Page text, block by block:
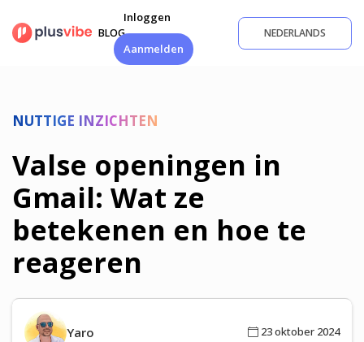
naar
BLOG
Inloggen
Aanmelden
NEDERLANDS
NUTTIGE INZICHTEN
Valse openingen in
Gmail: Wat ze
betekenen en hoe te
reageren
Yaro 23 oktober 2024